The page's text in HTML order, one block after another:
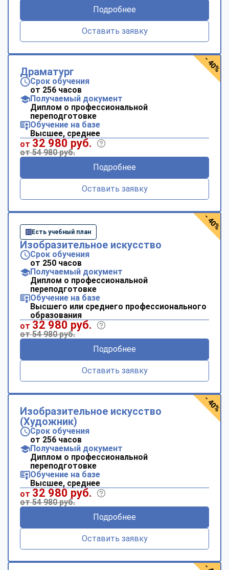
Подробнее
Оставить заявку
Драматург
Срок обучения
от 256 часов
Получаемый документ
Диплом о профессиональной
переподготовке
Обучение на базе
Высшее, среднее
от 32 980 руб.
от 54 980 руб.
Подробнее
Оставить заявку
- 40%
Есть учебный план
Изобразительное искусство
Срок обучения
от 250 часов
Получаемый документ
Диплом о профессиональной
переподготовке
Обучение на базе
Высшего или среднего профессионального
образования
от 32 980 руб.
от 54 980 руб.
Подробнее
Оставить заявку
- 40%
Изобразительное искусство
(Художник)
Срок обучения
от 256 часов
Получаемый документ
Диплом о профессиональной
переподготовке
Обучение на базе
Высшее, среднее
от 32 980 руб.
от 54 980 руб.
Подробнее
Оставить заявку
- 40%